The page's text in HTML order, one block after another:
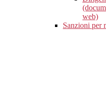
web)
Sanzioni per